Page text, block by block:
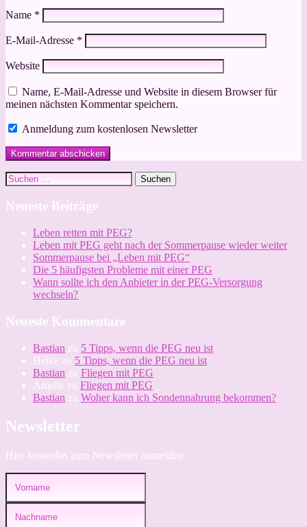
Name *
E-Mail-Adresse *
Website
Name, E-Mail-Adresse und Website in diesem Browser für
meinen nächsten Kommentar speichern.
Anmeldung zum kostenlosen Newsletter
Suchen
nach:
Neueste Beiträge
Leben retten mit PEG?
Leben mit PEG geht nach der Sommerpause wieder weiter
Sommerpause bei „Leben mit PEG“
Die 5 häufigsten Probleme mit einer PEG
Wann sollte ich den Anbieter in der PEG-Versorgung
wechseln?
Neueste Kommentare
Bastian zu 5 Tipps, wenn die PEG neu ist
Heike zu 5 Tipps, wenn die PEG neu ist
Bastian zu Fliegen mit PEG
Amelie zu Fliegen mit PEG
Bastian zu Woher kann ich Sondennahrung bekommen?
Newsletter
Hier kostenlos zum Newsletter anmelden: